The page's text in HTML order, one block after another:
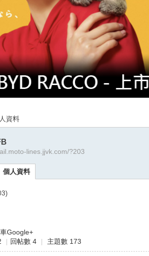
資料
lines.jjvk.com/?203
個人資料
Google+
| 回帖數 4 | 主題數 173